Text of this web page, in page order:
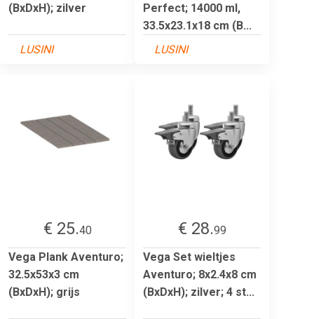
(BxDxH); zilver
LUSINI
Perfect; 14000 ml,
33.5x23.1x18 cm (B...
LUSINI
€ 25.40
Vega Plank Aventuro;
32.5x53x3 cm
(BxDxH); grijs
€ 28.99
Vega Set wieltjes
Aventuro; 8x2.4x8 cm
(BxDxH); zilver; 4 st...